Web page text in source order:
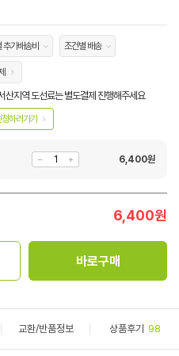
추가배송비 조건별 배송
산지역 도선료는 별도결제 진행해주세요
하러가기
6,400원
6,400원
바로구매
교환/반품정보 상품후기 98